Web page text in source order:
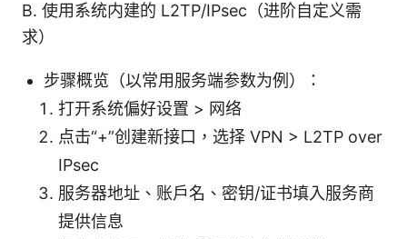
B. 使用系统内建的 L2TP/IPsec（进阶自定义需
求）
步骤概览（以常用服务端参数为例）：
打开系统偏好设置 > 网络
点击“+”创建新接口，选择 VPN > L2TP over
IPsec
服务器地址、账户名、密钥/证书填入服务商
提供信息